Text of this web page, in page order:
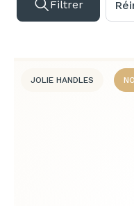
Filtrer
JOLIE HANDLES